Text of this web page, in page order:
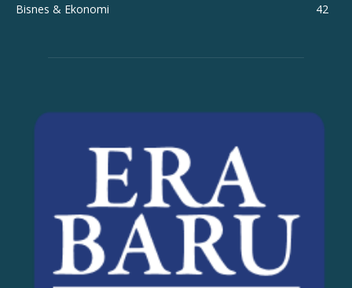
Bisnes & Ekonomi
42